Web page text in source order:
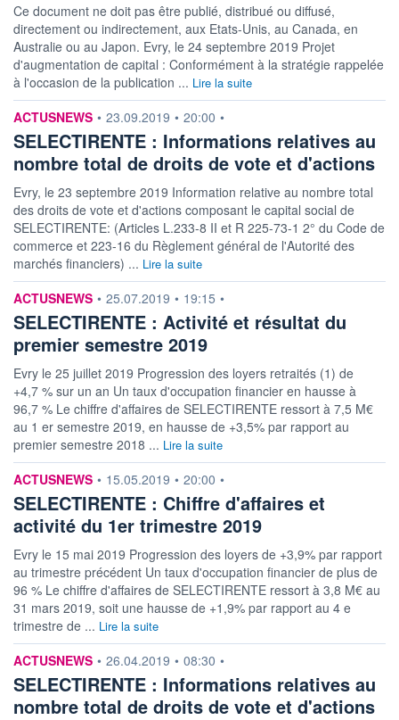
Ce document ne doit pas être publié, distribué ou diffusé,
directement ou indirectement, aux Etats-Unis, au Canada, en
Australie ou au Japon. Evry, le 24 septembre 2019 Projet
d'augmentation de capital : Conformément à la stratégie rappelée
à l'occasion de la publication ... Lire la suite
information fournie par
ACTUSNEWS • 23.09.2019 • 20:00 •
SELECTIRENTE : Informations relatives au
nombre total de droits de vote et d'actions
Evry, le 23 septembre 2019 Information relative au nombre total
des droits de vote et d'actions composant le capital social de
SELECTIRENTE: (Articles L.233-8 II et R 225-73-1 2° du Code de
commerce et 223-16 du Règlement général de l'Autorité des
marchés financiers) ... Lire la suite
information fournie par
ACTUSNEWS • 25.07.2019 • 19:15 •
SELECTIRENTE : Activité et résultat du
premier semestre 2019
Evry le 25 juillet 2019 Progression des loyers retraités (1) de
+4,7 % sur un an Un taux d'occupation financier en hausse à
96,7 % Le chiffre d'affaires de SELECTIRENTE ressort à 7,5 M€
au 1 er semestre 2019, en hausse de +3,5% par rapport au
premier semestre 2018 ... Lire la suite
information fournie par
ACTUSNEWS • 15.05.2019 • 20:00 •
SELECTIRENTE : Chiffre d'affaires et
activité du 1er trimestre 2019
Evry le 15 mai 2019 Progression des loyers de +3,9% par rapport
au trimestre précédent Un taux d'occupation financier de plus de
96 % Le chiffre d'affaires de SELECTIRENTE ressort à 3,8 M€ au
31 mars 2019, soit une hausse de +1,9% par rapport au 4 e
trimestre de ... Lire la suite
information fournie par
ACTUSNEWS • 26.04.2019 • 08:30 •
SELECTIRENTE : Informations relatives au
nombre total de droits de vote et d'actions